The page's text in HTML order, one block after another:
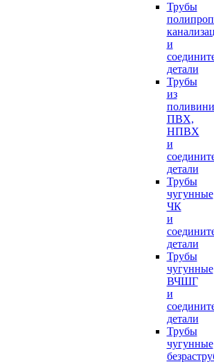
Трубы
и
детали
Трубы
из
ПВХ,
НПВХ
и
детали
Трубы
чугунные
ЧК
и
детали
Трубы
чугунные
ВЧШГ
и
детали
Трубы
чугунные